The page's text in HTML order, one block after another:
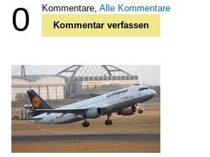
0 Kommentare, Alle Kommentare
Kommentar verfassen